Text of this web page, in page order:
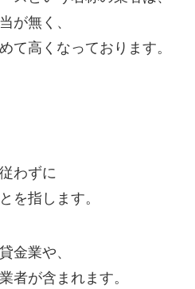
が無く、
て高くなっております。
わずに
を指します。
金業や、
者が含まれます。